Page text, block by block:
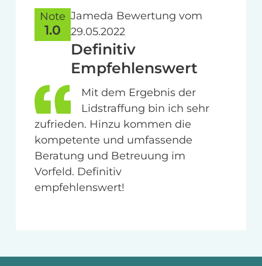
Note
1.0
Jameda Bewertung vom
29.05.2022
Definitiv
Empfehlenswert
Mit dem Ergebnis der
Lidstraffung bin ich sehr
zufrieden. Hinzu kommen die
kompetente und umfassende
Beratung und Betreuung im
Vorfeld. Definitiv
empfehlenswert!